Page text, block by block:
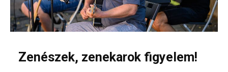
Zenészek, zenekarok figyelem!